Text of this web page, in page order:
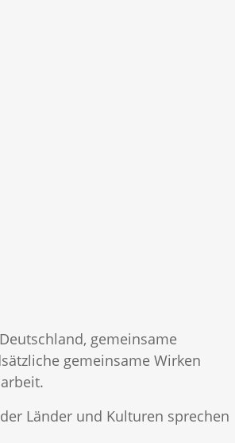
gemeinsame
gemeinsame Wirken
Länder und Kulturen sprechen